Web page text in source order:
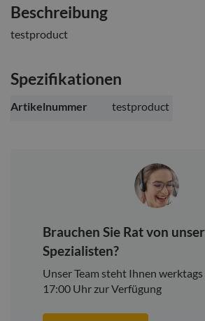
Beschreibung
testproduct
Spezifikationen
Weitere
Artikelnummer testproduct
Brauchen Sie Rat von
Spezialisten?
Unser Team steht Ihnen
17:00 Uhr zur Verfügung